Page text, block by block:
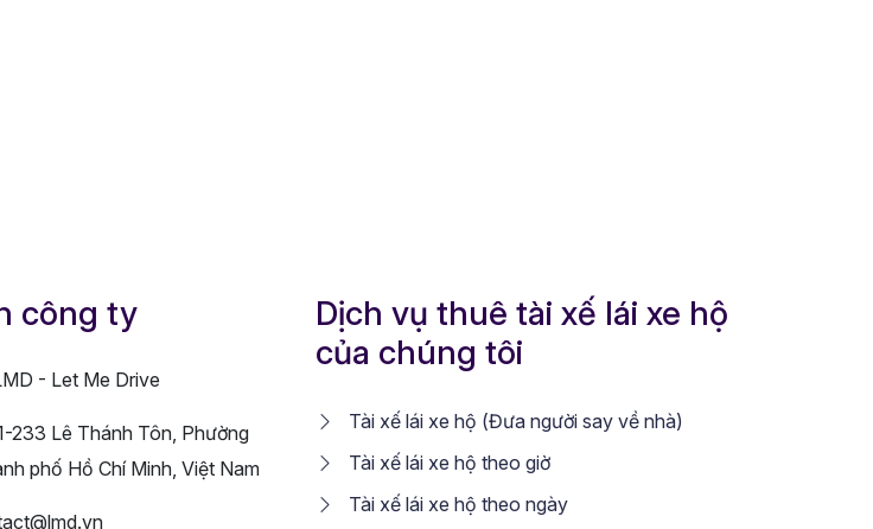
công ty
- Let Me Drive
233 Lê Thánh Tôn, Phường
phố Hồ Chí Minh, Việt Nam
Dịch vụ thuê tài xế lái xe hộ
của chúng tôi
Tài xế lái xe hộ (Đưa người say về nhà)
Tài xế lái xe hộ theo giờ
Tài xế lái xe hộ theo ngày